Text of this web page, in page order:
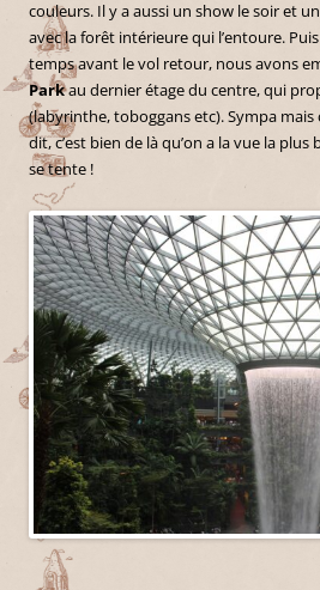
couleurs. Il y a aussi un show le soir et
avec la forêt intérieure qui l’entoure.
temps avant le vol retour, nous avons
Parkau dernier étage du centre, qui
(labyrinthe, toboggans etc). Sympa mais
dit, c’est bien de là qu’on a la vue la plus
se tente !